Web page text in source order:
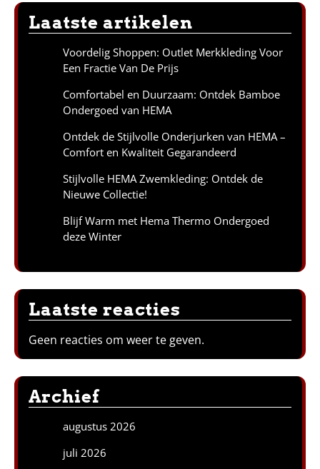
Laatste artikelen
Voordelig Shoppen: Outlet Merkkleding Voor
Een Fractie Van De Prijs
Comfortabel en Duurzaam: Ontdek Bamboe
Ondergoed van HEMA
Ontdek de Stijlvolle Onderjurken van HEMA –
Comfort en Kwaliteit Gegarandeerd
Stijlvolle HEMA Zwemkleding: Ontdek de
Nieuwe Collectie!
Blijf Warm met Hema Thermo Ondergoed
deze Winter
Laatste reacties
Geen reacties om weer te geven.
Archief
augustus 2026
juli 2026